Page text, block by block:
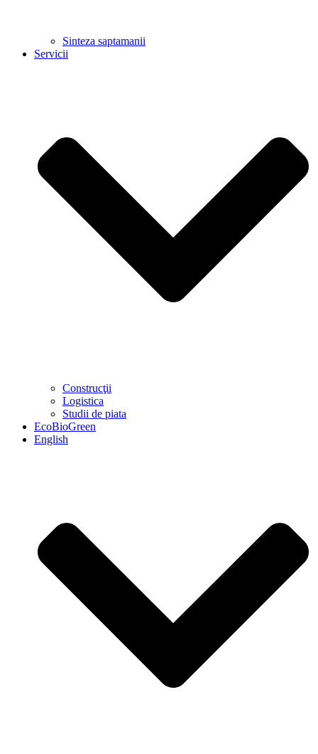
Sinteza saptamanii
Servicii
Construcţii
Logistica
Studii de piata
EcoBioGreen
English